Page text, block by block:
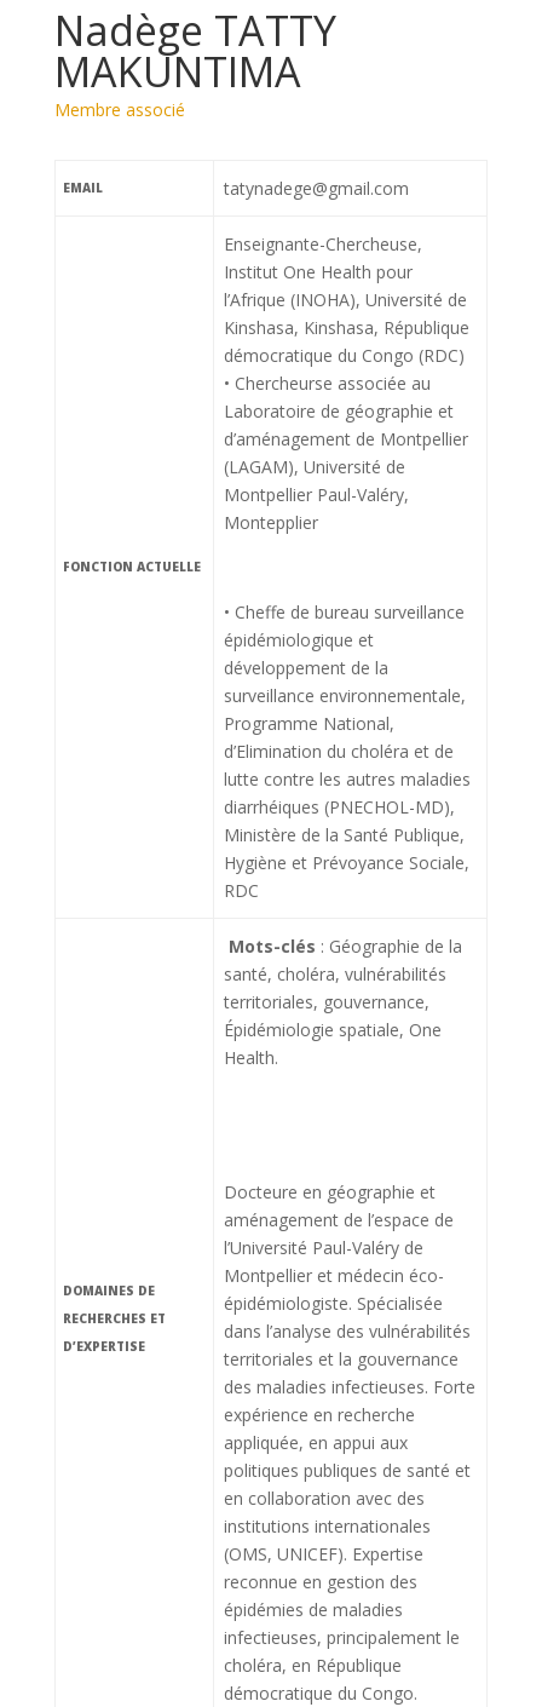
Nadège TATTY
MAKUNTIMA
Membre associé
EMAIL tatynadege@gmail.com
FONCTION ACTUELLE
Enseignante-Chercheuse,
Institut One Health pour
l’Afrique (INOHA), Université de
Kinshasa, Kinshasa, République
démocratique du Congo (RDC)
• Chercheurse associée au
Laboratoire de géographie et
d’aménagement de Montpellier
(LAGAM), Université de
Montpellier Paul-Valéry,
Montepplier
• Cheffe de bureau surveillance
épidémiologique et
développement de la
surveillance environnementale,
Programme National,
d’Elimination du choléra et de
lutte contre les autres maladies
diarrhéiques (PNECHOL-MD),
Ministère de la Santé Publique,
Hygiène et Prévoyance Sociale,
RDC
DOMAINES DE
RECHERCHES ET
D’EXPERTISE
Mots-clés : Géographie de la
santé, choléra, vulnérabilités
territoriales, gouvernance,
Épidémiologie spatiale, One
Health.
Docteure en géographie et
aménagement de l’espace de
l’Université Paul-Valéry de
Montpellier et médecin éco-
épidémiologiste. Spécialisée
dans l’analyse des vulnérabilités
territoriales et la gouvernance
des maladies infectieuses. Forte
expérience en recherche
appliquée, en appui aux
politiques publiques de santé et
en collaboration avec des
institutions internationales
(OMS, UNICEF). Expertise
reconnue en gestion des
épidémies de maladies
infectieuses, principalement le
choléra, en République
démocratique du Congo.